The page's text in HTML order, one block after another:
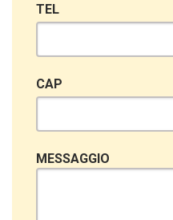
TEL
CAP
MESSAGGIO